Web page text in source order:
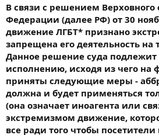
В связи с решением Верховного
Федерации (далее РФ) от 30
движение ЛГБТ* признано
запрещена его деятельность
Данное решение суда
исполнению, исходя из чего на
приняты следующие меры -
должна и будет применяться
(она означает иноагента или
экстремизмом движение,
все ради того чтобы